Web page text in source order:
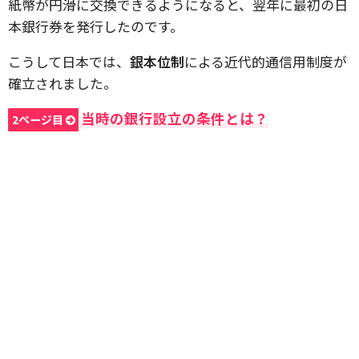
紙幣が円滑に交換できるようになると、翌年に最初の日
本銀行券を発行したのです。
こうして日本では、 銀本位制による近代的通信用制度が
確立されました。
2ページ目 当時の銀行設立の条件とは？